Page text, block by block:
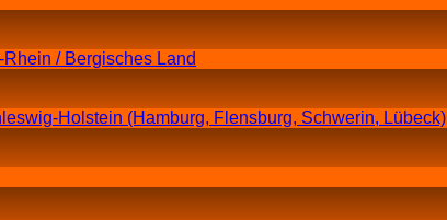
/ Bergisches Land
Holstein (Hamburg, Flensburg, Schwerin, Lübeck)